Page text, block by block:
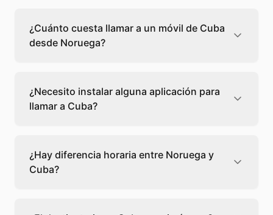
cuesta 0,32 €/min con Teléfono Global. Verás
el precio exacto antes de marcar para que
sepas qué vas a gastar.
¿Cuánto cuesta llamar a un móvil de Cuba
desde Noruega?
cuesta 0,32 €/min con Teléfono Global. Pagas
solo los minutos que hablas, sin cuotas ni
permanencia.
¿Necesito instalar alguna aplicación para
llamar a Cuba?
desde tu navegador web. Solo necesitas una
conexión a internet y podrás llamar
directamente a Cuba.
¿Hay diferencia horaria entre Noruega y
Cuba?
escoge el mejor momento